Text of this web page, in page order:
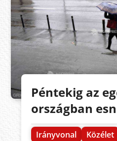
Péntekig az
országban
Irányvonal
Közélet